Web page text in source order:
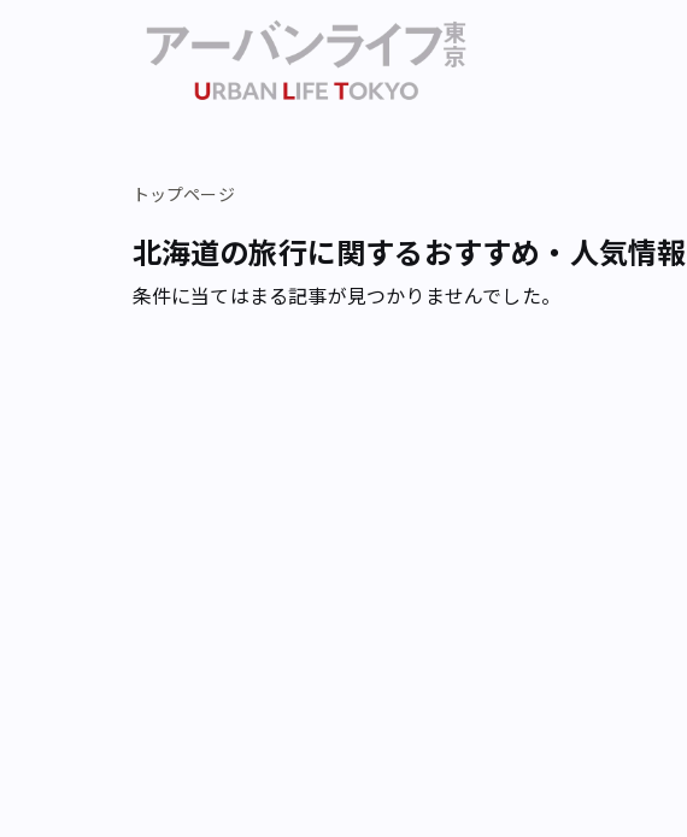
トップページ
北海道の旅行に関するおすすめ・人気情報
条件に当てはまる記事が見つかりませんでした。